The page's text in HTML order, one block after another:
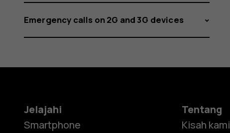
Emergency calls on 2G and 3G devices
Jelajahi
Smartphone
Tentang
Kisah kami